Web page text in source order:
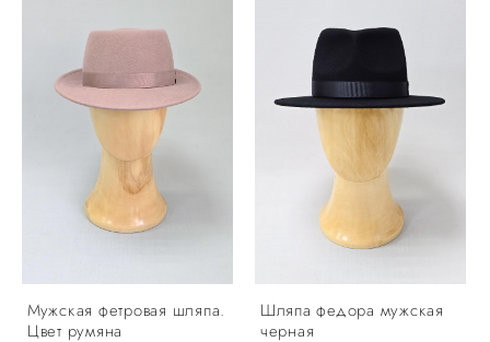
Мужская фетровая шляпа.
Цвет румяна
Шляпа федора мужская
черная